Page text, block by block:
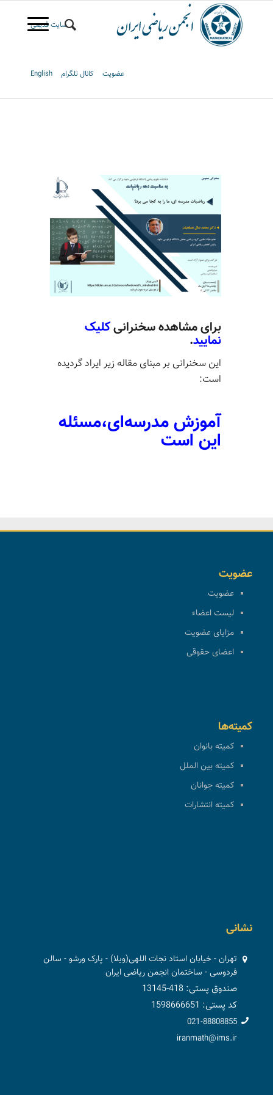
سایت قدیمی
عضویت کانال تلگرام English
برای مشاهده سخنرانیکلیک
نمایید.
این سخنرانی بر مبنای مقاله زیر ایراد گردیده
است:
آموزش مدرسه‌ای،‎مسئله
این است‎
عضویت
عضویت
لیست اعضاء
مزایای عضویت
اعضای حقوقی
کمیته‌ها
کمیته بانوان
کمیته بین الملل
کمیته جوانان
کمیته انتشارات
نشانی
تهران - خیابان استاد نجات اللهی(ویلا) - پارک ورشو - سالن
فردوسی - ساختمان انجمن ریاضی ایران
صندوق پستی: 418-13145
کد پستی: 1598666651
021-88808855
iranmath@ims.ir